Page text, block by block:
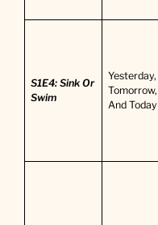
S1E4: Sink Or
Swim
Yesterday,
Tomorrow,
And Today